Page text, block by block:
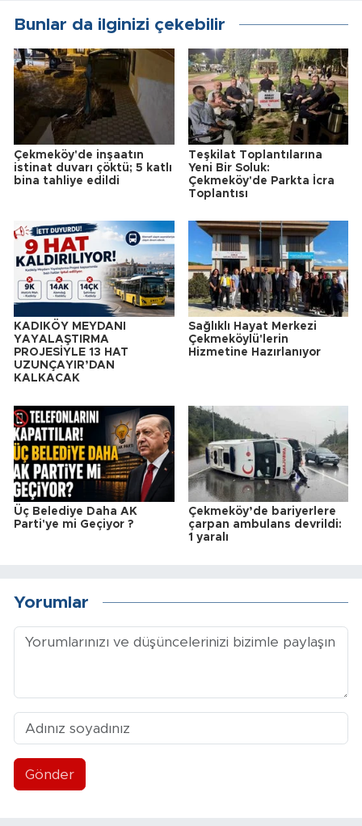
Bunlar da ilginizi çekebilir
Çekmeköy'de inşaatın
istinat duvarı çöktü; 5 katlı
bina tahliye edildi
Teşkilat Toplantılarına
Yeni Bir Soluk:
Çekmeköy'de Parkta İcra
Toplantısı
KADIKÖY MEYDANI
YAYALAŞTIRMA
PROJESİYLE 13 HAT
UZUNÇAYIR’DAN
KALKACAK
Sağlıklı Hayat Merkezi
Çekmeköylü'lerin
Hizmetine Hazırlanıyor
Üç Belediye Daha AK
Parti'ye mi Geçiyor ?
Çekmeköy’de bariyerlere
çarpan ambulans devrildi:
1 yaralı
Yorumlar
Gönder